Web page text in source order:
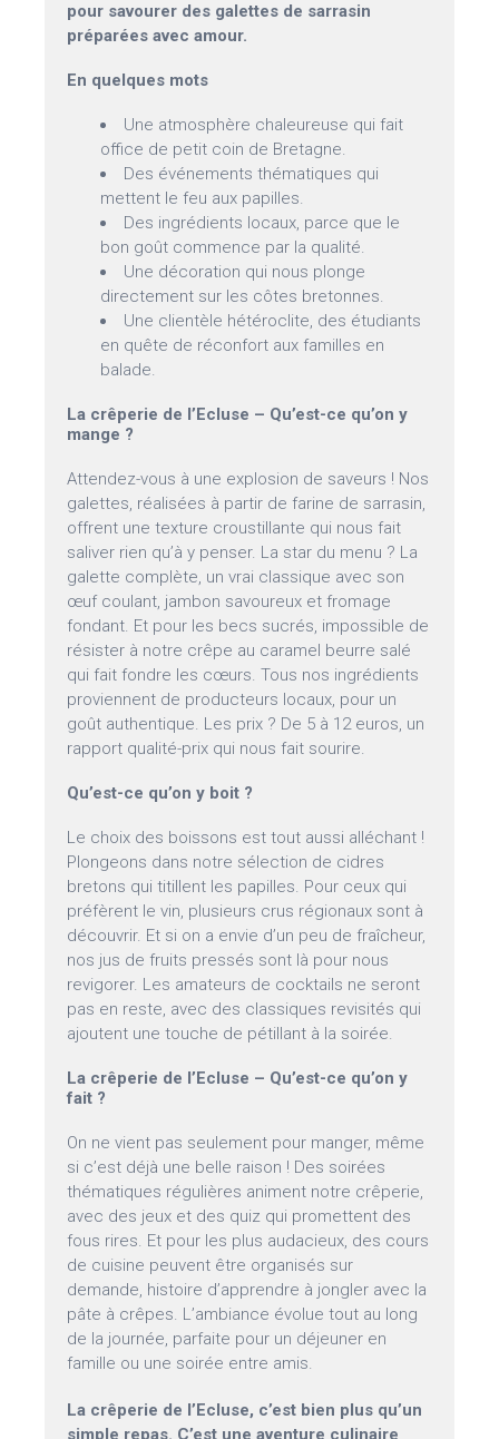
pour savourer des galettes de sarrasin
préparées avec amour.
En quelques mots
Une atmosphère chaleureuse qui fait
office de petit coin de Bretagne.
Des événements thématiques qui
mettent le feu aux papilles.
Des ingrédients locaux, parce que le
bon goût commence par la qualité.
Une décoration qui nous plonge
directement sur les côtes bretonnes.
Une clientèle hétéroclite, des étudiants
en quête de réconfort aux familles en
balade.
La crêperie de l’Ecluse – Qu’est-ce qu’on y
mange ?
Attendez-vous à une explosion de saveurs ! Nos
galettes, réalisées à partir de farine de sarrasin,
offrent une texture croustillante qui nous fait
saliver rien qu’à y penser. La star du menu ? La
galette complète, un vrai classique avec son
œuf coulant, jambon savoureux et fromage
fondant. Et pour les becs sucrés, impossible de
résister à notre crêpe au caramel beurre salé
qui fait fondre les cœurs. Tous nos ingrédients
proviennent de producteurs locaux, pour un
goût authentique. Les prix ? De 5 à 12 euros, un
rapport qualité-prix qui nous fait sourire.
Qu’est-ce qu’on y boit ?
Le choix des boissons est tout aussi alléchant !
Plongeons dans notre sélection de cidres
bretons qui titillent les papilles. Pour ceux qui
préfèrent le vin, plusieurs crus régionaux sont à
découvrir. Et si on a envie d’un peu de fraîcheur,
nos jus de fruits pressés sont là pour nous
revigorer. Les amateurs de cocktails ne seront
pas en reste, avec des classiques revisités qui
ajoutent une touche de pétillant à la soirée.
La crêperie de l’Ecluse – Qu’est-ce qu’on y
fait ?
On ne vient pas seulement pour manger, même
si c’est déjà une belle raison ! Des soirées
thématiques régulières animent notre crêperie,
avec des jeux et des quiz qui promettent des
fous rires. Et pour les plus audacieux, des cours
de cuisine peuvent être organisés sur
demande, histoire d’apprendre à jongler avec la
pâte à crêpes. L’ambiance évolue tout au long
de la journée, parfaite pour un déjeuner en
famille ou une soirée entre amis.
La crêperie de l’Ecluse, c’est bien plus qu’un
simple repas. C’est une aventure culinaire